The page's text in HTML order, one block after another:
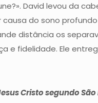
David levou da
do sono
distância os
e fidelidade. Ele
Cristo segundo São